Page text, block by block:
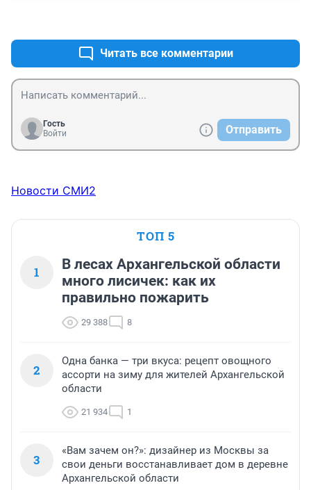
Читать все комментарии
Гость
Войти
Отправить
Новости СМИ2
ТОП 5
1
В лесах Архангельской области
много лисичек: как их
правильно пожарить
29 388 8
2
Одна банка — три вкуса: рецепт овощного
ассорти на зиму для жителей Архангельской
области
21 934 1
3
«Вам зачем он?»: дизайнер из Москвы за
свои деньги восстанавливает дом в деревне
Архангельской области